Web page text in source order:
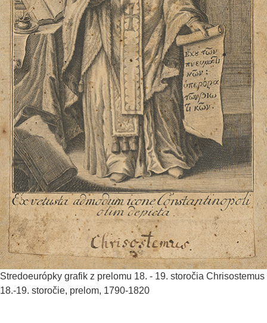
Stredoeurópky grafik z prelomu 18. - 19. storočia Chrisostemus
18.-19. storočie, prelom, 1790-1820